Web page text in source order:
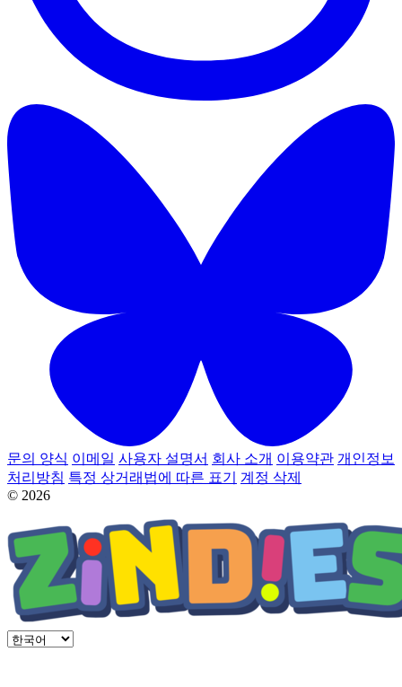
문의 양식 이메일 사용자 설명서 회사 소개 이용약관 개인정보
처리방침 특정 상거래법에 따른 표기
계정 삭제
© 2026